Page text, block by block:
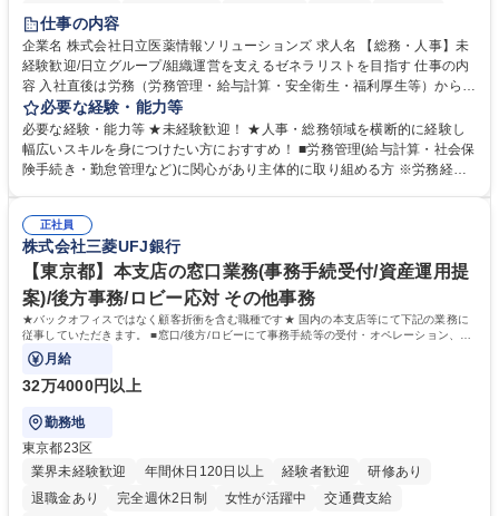
住宅手当あり
育休あり
完全週休2日制 交通費支給 土日祝休み 寮・社宅あり
仕事の内容
企業名 株式会社日立医薬情報ソリューションズ 求人名 【総務・人事】未
経験歓迎/日立グループ/組織運営を支えるゼネラリストを目指す 仕事の内
容 入社直後は労務（労務管理・給与計算・安全衛生・福利厚生等）からお
任せいたします。将来は総務・採用・教育業務へ守備範囲を広げ、組織運
営を支えるゼネラリストをめざせます。 ・初期業務：労働時間管理、給与
計算、社会保険対応、福利厚生管理、安全衛生、健康経営推進等をお任せ
します。ご経験に応じて、休職者管理など、幅広く経験を積んでいただき
幅広く経験を積みたい意欲がある方に最適な環境です。 募集職種 【総
務・人事】未経験歓迎/日立グループ/組織運営を支えるゼネラリストを目
指す
必要な経験・能力等
必要な経験・能力等 ★未経験歓迎！ ★人事・総務領域を横断的に経験し
幅広いスキルを身につけたい方におすすめ！ ■労務管理(給与計算・社会保
険手続き・勤怠管理など)に関心があり主体的に取り組める方 ※労務経験
のご経験 ■労務管理（給与計算・社会保険手続き・勤怠管理など）の経験
■衛生管理者の資格をお持ちの方 学歴・資格 学歴：大学院 大学 高専 短大
専修学校 高校 語学力： 資格：
正社員
株式会社三菱UFJ銀行
【東京都】本支店の窓口業務(事務手続受付/資産運用提
案)/後方事務/ロビー応対 その他事務
★バックオフィスではなく顧客折衝を含む職種です★ 国内の本支店等にて下記の業務に
従事していただきます。 ■窓口/後方/ロビーにて事務手続等の受付・オペレーション、お
客様対応
月給
32万4000円以上
勤務地
東京都23区
業界未経験歓迎
年間休日120日以上 経験者歓迎
研修あり
退職金あり
完全週休2日制 女性が活躍中
交通費支給